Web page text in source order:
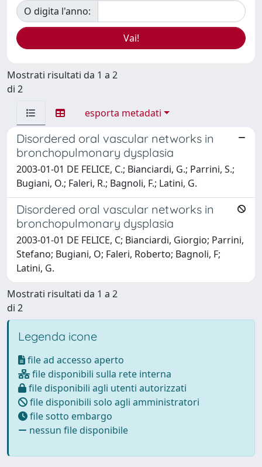
O digita l'anno:
Mostrati risultati da 1 a 2
di 2
esporta metadati
Disordered oral vascular networks in
bronchopulmonary dysplasia
2003-01-01 DE FELICE, C.; Bianciardi, G.; Parrini, S.;
Bugiani, O.; Faleri, R.; Bagnoli, F.; Latini, G.
Disordered oral vascular networks in
bronchopulmonary dysplasia
2003-01-01 DE FELICE, C; Bianciardi, Giorgio; Parrini,
Stefano; Bugiani, O; Faleri, Roberto; Bagnoli, F;
Latini, G.
Mostrati risultati da 1 a 2
di 2
Legenda icone
file ad accesso aperto
file disponibili sulla rete interna
file disponibili agli utenti autorizzati
file disponibili solo agli amministratori
file sotto embargo
nessun file disponibile